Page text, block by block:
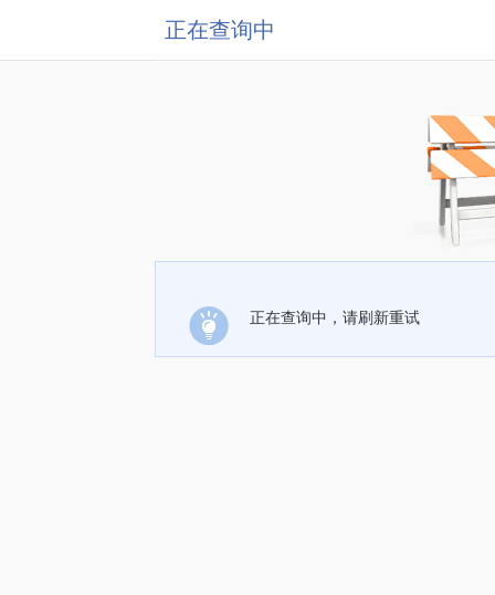
正在查询中
正在查询中，请刷新重试